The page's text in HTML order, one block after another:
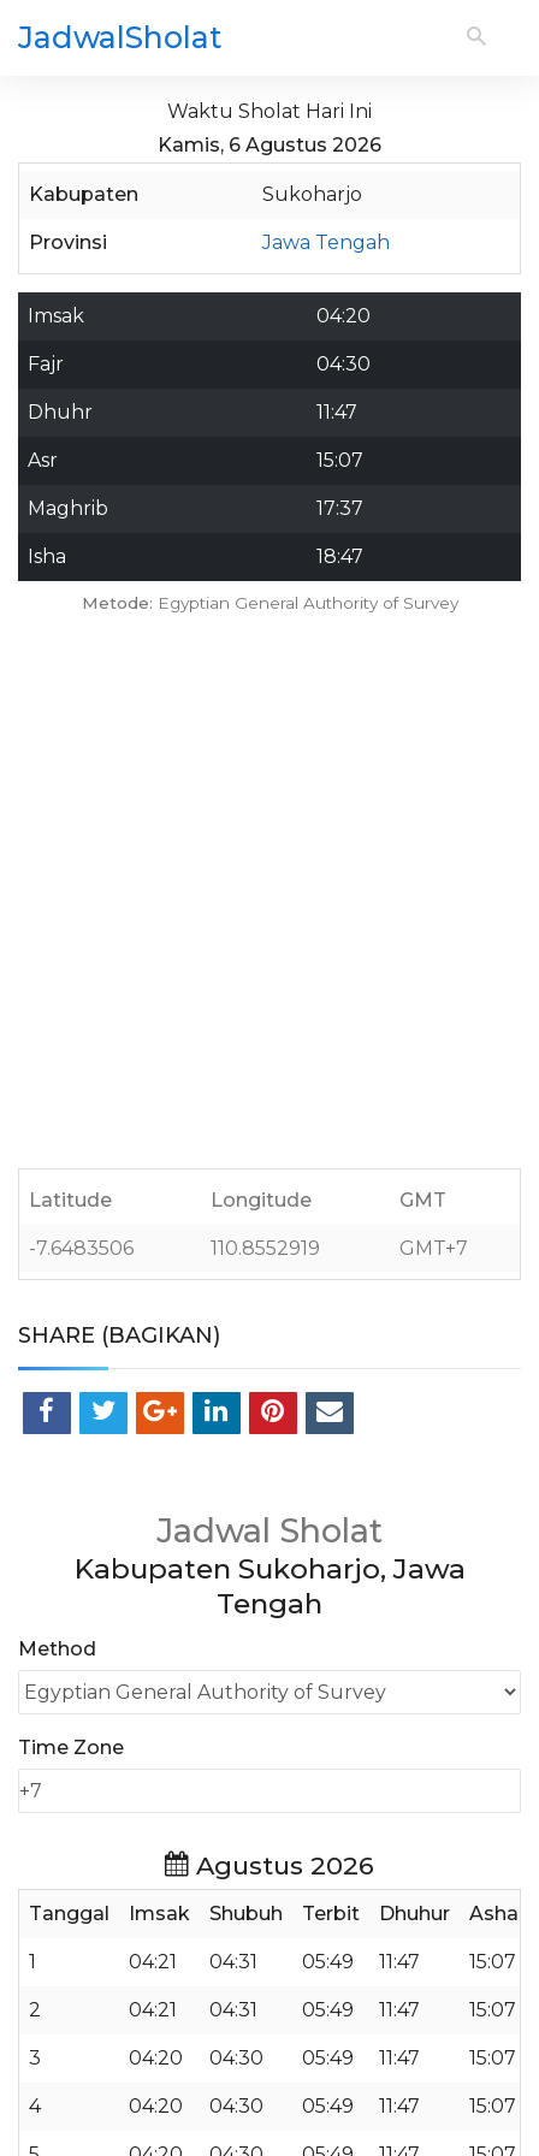
JadwalSholat
Waktu Sholat Hari Ini
Kamis, 6 Agustus 2026
Kabupaten Sukoharjo
Provinsi Jawa Tengah
Imsak 04:20
Fajr 04:30
Dhuhr 11:47
Asr 15:07
Maghrib 17:37
Isha 18:47
Metode: Egyptian General Authority of Survey
Latitude Longitude GMT
-7.6483506 110.8552919 GMT+7
SHARE (BAGIKAN)
Jadwal Sholat
Kabupaten Sukoharjo, Jawa
Tengah
Method
Time Zone
Agustus 2026
Tanggal Imsak Shubuh Terbit Dhuhur Ashar
1 04:21 04:31 05:49 11:47 15:07
2 04:21 04:31 05:49 11:47 15:07
3 04:20 04:30 05:49 11:47 15:07
4 04:20 04:30 05:49 11:47 15:07